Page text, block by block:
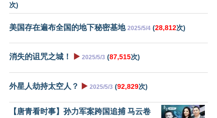
次)
美国存在遍布全国的地下秘密基地 2025/5/4 (28,812次)
消失的诅咒之城！ ▶️ 2025/5/3 (87,515次)
外星人劫持太空人？ ▶️ 2025/5/3 (92,829次)
【唐青看时事】孙力军案跨国追捕 马云卷